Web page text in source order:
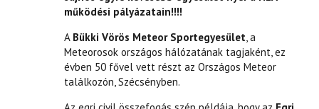
működési pályázatain!!!!
A Bükki Vörös Meteor Sportegyesület, a
Meteorosok országos hálózatának tagjaként, ez
évben 50 fővel vett részt az Országos Meteor
találkozón, Szécsényben.